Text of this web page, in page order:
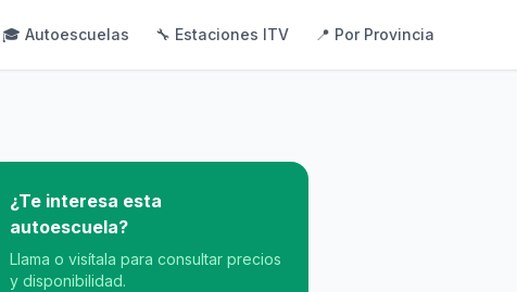
🎓 Autoescuelas 🔧 Estaciones ITV 📍 Por Provincia
¿Te interesa esta
autoescuela?
Llama o visítala para consultar precios
y disponibilidad.